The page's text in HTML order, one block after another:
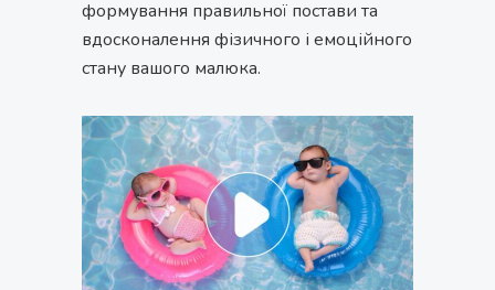
формування правильної постави та
вдосконалення фізичного і емоційного
стану вашого малюка.